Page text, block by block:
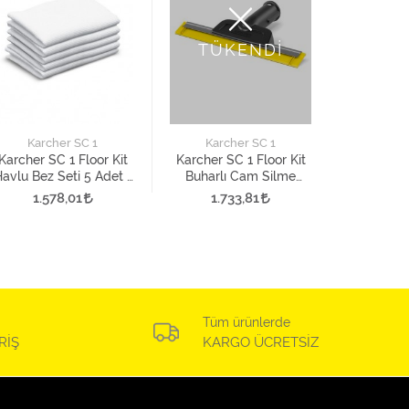
Karcher SC 1
Karcher SC 1 Floor Kit
Bez Seti 5 Adet -
Zemin Aparatı İçin
1.578,01
TÜKENDİ
Karcher SC 1
Karcher SC 1 Floor Kit
Buharlı Cam Silme
Aparatı
1.733,81
Tüm ürünlerde
KARGO ÜCRETSİZ